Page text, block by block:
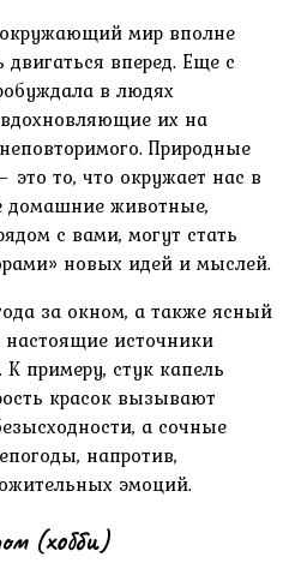
мир вполне
вперед. Еще с
в людях
их на
Природные
то, что окружает нас в
домашние животные,
с вами, могут стать
новых идей и мыслей.
за окном, а также ясный
источники
К примеру, стук капель
красок вызывают
а сочные
напротив,
эмоций.
(хобби)